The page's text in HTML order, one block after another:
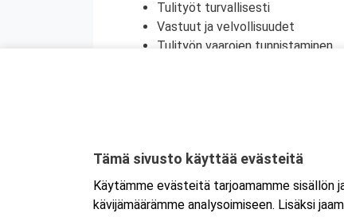
Tulityöt turvallisesti
Vastuut ja velvollisuudet
Tulityön vaarojen tunnistaminen
Tulityökortti on voimassa viisi vuotta.
Ruotsin tulityökoulutus uudistui
Ruotsissa enää pätevä.
Tämä sivusto käyttää evästeitä
Käytämme evästeitä tarjoamamme sisällön
kävijämäärämme analysoimiseen. Lisäksi